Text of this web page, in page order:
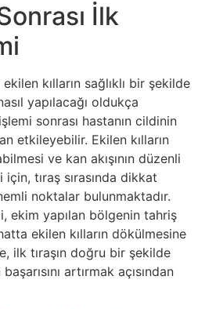
İlk
kılların sağlıklı bir şekilde
yapılacağı oldukça
sonrası hastanın cildinin
etkileyebilir. Ekilen kılların
ve kan akışının düzenli
tıraş sırasında dikkat
noktalar bulunmaktadır.
ekim yapılan bölgenin tahriş
ekilen kılların dökülmesine
ilk tıraşın doğru bir şekilde
artırmak açısından